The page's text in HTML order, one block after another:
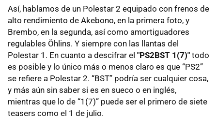
Así, hablamos de un Polestar 2 equipado con frenos de
alto rendimiento de Akebono, en la primera foto, y
Brembo, en la segunda, así como amortiguadores
regulables Öhlins. Y siempre con las llantas del
Polestar 1. En cuanto a descifrar el "PS2BST 1(7)" todo
es posible y lo único más o menos claro es que “PS2”
se refiere a Polestar 2. “BST” podría ser cualquier cosa,
y más aún sin saber si es en sueco o en inglés,
mientras que lo de “1(7)” puede ser el primero de siete
teasers como el 1 de julio.